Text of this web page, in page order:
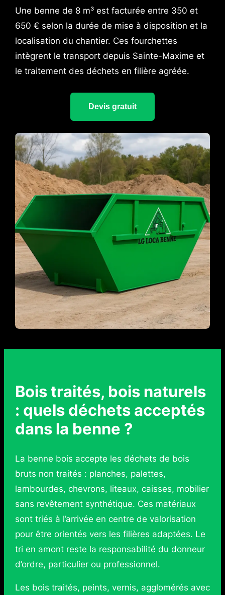
Une benne de 8 m³ est facturée entre 350 et
650 € selon la durée de mise à disposition et la
localisation du chantier. Ces fourchettes
intègrent le transport depuis Sainte-Maxime et
le traitement des déchets en filière agréée.
Devis gratuit
Bois traités, bois naturels
: quels déchets acceptés
dans la benne ?
La benne bois accepte les déchets de bois
bruts non traités : planches, palettes,
lambourdes, chevrons, liteaux, caisses, mobilier
sans revêtement synthétique. Ces matériaux
sont triés à l’arrivée en centre de valorisation
pour être orientés vers les filières adaptées. Le
tri en amont reste la responsabilité du donneur
d’ordre, particulier ou professionnel.
Les bois traités, peints, vernis, agglomérés avec